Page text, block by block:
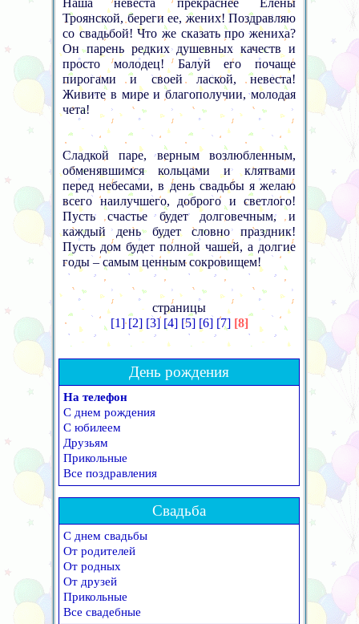
Наша невеста прекраснее Елены
Троянской, береги ее, жених! Поздравляю
со свадьбой! Что же сказать про жениха?
Он парень редких душевных качеств и
просто молодец! Балуй его почаще
пирогами и своей лаской, невеста!
Живите в мире и благополучии, молодая
чета!
Сладкой паре, верным возлюбленным,
обменявшимся кольцами и клятвами
перед небесами, в день свадьбы я желаю
всего наилучшего, доброго и светлого!
Пусть счастье будет долговечным, и
каждый день будет словно праздник!
Пусть дом будет полной чашей, а долгие
годы – самым ценным сокровищем!
страницы
[1] [2] [3] [4] [5] [6] [7] [8]
День рождения
На телефон
С днем рождения
С юбилеем
Друзьям
Прикольные
Все поздравления
Свадьба
С днем свадьбы
От родителей
От родных
От друзей
Прикольные
Все свадебные